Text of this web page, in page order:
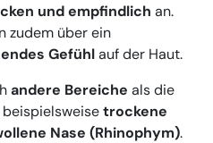
und empfindlich an.
zudem über ein
Gefühlauf der Haut.
andere Bereiche als die
trockene
Nase (Rhinophym).